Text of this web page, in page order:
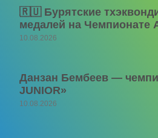
🇷🇺 Бурятские
медалей на Чемпионате
10.08.2026
Данзан Бембеев —
JUNIOR»
10.08.2026